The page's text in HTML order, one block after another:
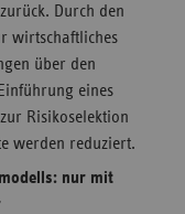
Durch den
wirtschaftliches
über den
eines
Risikoselektion
werden reduziert.
nur mit